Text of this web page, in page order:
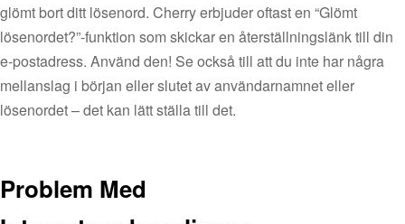
glömt bort ditt lösenord. Cherry erbjuder oftast en “Glömt
lösenordet?”-funktion som skickar en återställningslänk till din
e-postadress. Använd den! Se också till att du inte har några
mellanslag i början eller slutet av användarnamnet eller
lösenordet – det kan lätt ställa till det.
Problem Med